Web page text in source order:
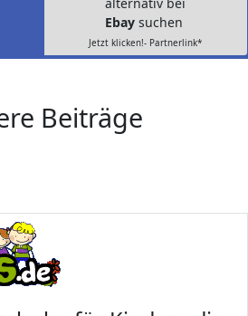
Ebay suchen
Jetzt klicken!- Partnerlink*
Beiträge